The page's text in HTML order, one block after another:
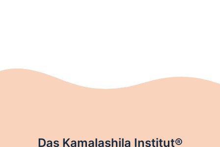
Das Kamalashila Institut®